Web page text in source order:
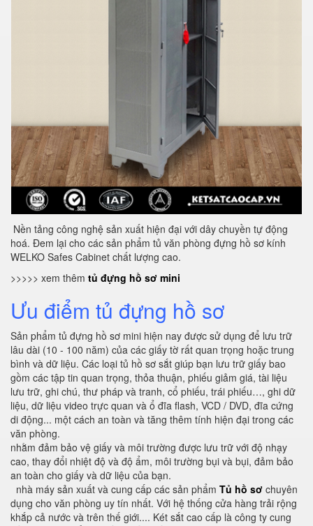
Nền tảng công nghệ sản xuất hiện đại với dây chuyền tự động
hoá. Đem lại cho các sản phẩm tủ văn phòng đựng hồ sơ kính
WELKO Safes Cabinet chất lượng cao.
>>>>> xem thêm tủ đựng hồ sơ mini
Ưu điểm tủ đựng hồ sơ
Sản phẩm tủ đựng hồ sơ mini hiện nay được sử dụng để lưu trữ
lâu dài (10 - 100 năm) của các giấy tờ rất quan trọng hoặc trung
bình và dữ liệu. Các loại tủ hồ sơ sắt giúp bạn lưu trữ giấy bao
gồm các tập tin quan trọng, thỏa thuận, phiếu giảm giá, tài liệu
lưu trữ, ghi chú, thư pháp và tranh, cổ phiếu, trái phiếu…, ghi dữ
liệu, dữ liệu video trực quan và ổ đĩa flash, VCD / DVD, đĩa cứng
di động... một cách an toàn và tăng thêm tính hiện đại trong các
văn phòng.
nhằm đảm bảo vệ giấy và môi trường được lưu trữ với độ nhạy
cao, thay đổi nhiệt độ và độ ẩm, môi trường bụi và bụi, đảm bảo
an toàn cho giấy và dữ liệu của bạn.
nhà máy sản xuất và cung cấp các sản phẩm Tủ hồ sơ chuyên
dụng cho văn phòng uy tín nhất. Với hệ thống cửa hàng trải rộng
khắp cả nước và trên thế giới.... Két sắt cao cấp là công ty cung